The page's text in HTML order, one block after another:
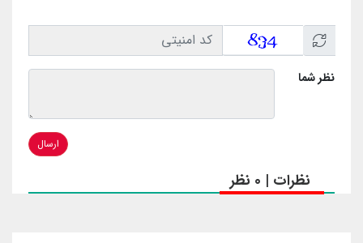
نظر شما
ارسال
نظرات | 0 نظر